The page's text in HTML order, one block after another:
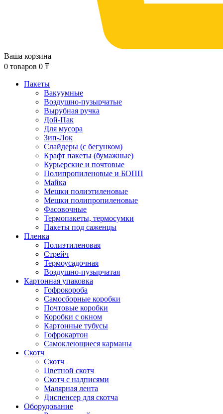
Ваша корзина
0 товаров 0 ₸
Пакеты
Вакуумные
Воздушно-пузырчатые
Вырубная ручка
Дой-Пак
Для мусора
Зип-Лок
Слайдеры (с бегунком)
Крафт пакеты (бумажные)
Курьерские и почтовые
Полипропиленовые и БОПП
Майка
Мешки полиэтиленовые
Мешки полипропиленовые
Фасовочные
Термопакеты, термосумки
Пакеты под саженцы
Пленка
Полиэтиленовая
Стрейч
Термоусадочная
Воздушно-пузырчатая
Картонная упаковка
Гофрокороба
Самосборные коробки
Почтовые коробки
Коробки с окном
Картонные тубусы
Гофрокартон
Самоклеющиеся карманы
Скотч
Скотч
Цветной скотч
Скотч с надписями
Малярная лента
Диспенсер для скотча
Оборудование